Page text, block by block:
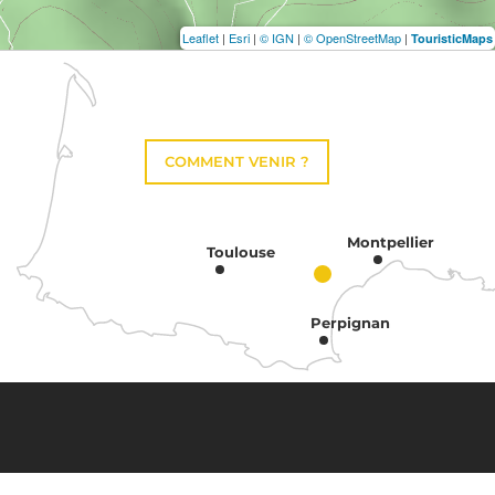
Leaflet | Esri | © IGN | © OpenStreetMap | TouristicMaps
COMMENT VENIR ?
Toulouse
Montpellier
Perpignan